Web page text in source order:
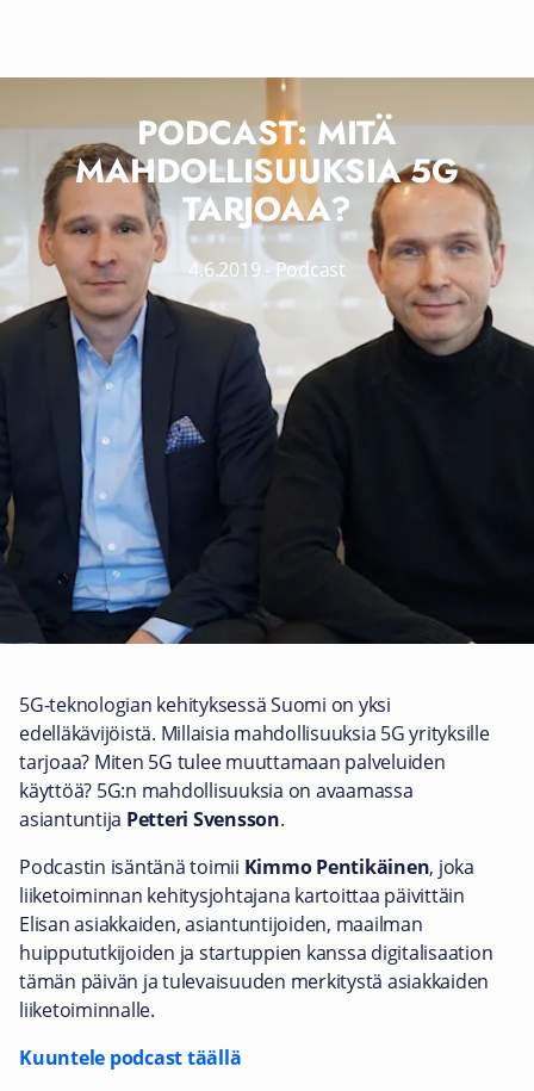
PODCAST: MITÄ
MAHDOLLISUUKSIA 5G
TARJOAA?
4.6.2019 - Podcast
5G-teknologian kehityksessä Suomi on yksi
edelläkävijöistä. Millaisia mahdollisuuksia 5G yrityksille
tarjoaa? Miten 5G tulee muuttamaan palveluiden
käyttöä? 5G:n mahdollisuuksia on avaamassa
asiantuntija Petteri Svensson.
Podcastin isäntänä toimii Kimmo Pentikäinen, joka
liiketoiminnan kehitysjohtajana kartoittaa päivittäin
Elisan asiakkaiden, asiantuntijoiden, maailman
huippututkijoiden ja startuppien kanssa digitalisaation
tämän päivän ja tulevaisuuden merkitystä asiakkaiden
liiketoiminnalle.
Kuuntele podcast täällä